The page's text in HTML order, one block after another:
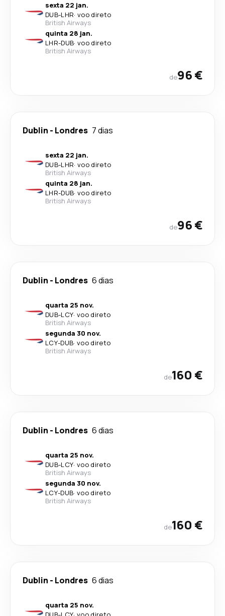
sexta 22 jan.
DUB-LHR· voo direto
British Airways
quinta 28 jan.
LHR-DUB· voo direto
British Airways
de96 €
Dublin - Londres 7 dias
sexta 22 jan.
DUB-LHR· voo direto
British Airways
quinta 28 jan.
LHR-DUB· voo direto
British Airways
de96 €
Dublin - Londres 6 dias
quarta 25 nov.
DUB-LCY· voo direto
British Airways
segunda 30 nov.
LCY-DUB· voo direto
British Airways
de160 €
Dublin - Londres 6 dias
quarta 25 nov.
DUB-LCY· voo direto
British Airways
segunda 30 nov.
LCY-DUB· voo direto
British Airways
de160 €
Dublin - Londres 6 dias
quarta 25 nov.